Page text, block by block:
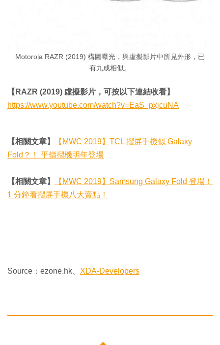
Motorola RAZR (2019) 構圖曝光，與虛擬影片中所見外形，已
有九成相似。
【RAZR (2019) 虛擬影片，可按以下連結收看】
https://www.youtube.com/watch?v=EaS_pxjcuNA
【相關文章】
【MWC 2019】TCL 摺屏手機似 Galaxy
Fold？！ 平價摺機明年登場
【相關文章】
【MWC 2019】Samsung Galaxy Fold 登場！
1 分鐘看摺屏手機八大賣點！
Source：ezone.hk、 XDA-Developers